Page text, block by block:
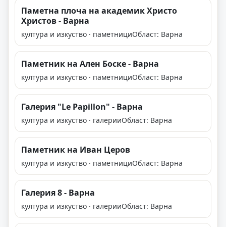
Паметна плоча на академик Христо
Христов - Варна
култура и изкуство · паметнициОбласт: Варна
Паметник на Ален Боске - Варна
култура и изкуство · паметнициОбласт: Варна
Галерия "Le Papillоn" - Варна
култура и изкуство · галерииОбласт: Варна
Паметник на Иван Церов
култура и изкуство · паметнициОбласт: Варна
Галерия 8 - Варна
култура и изкуство · галерииОбласт: Варна